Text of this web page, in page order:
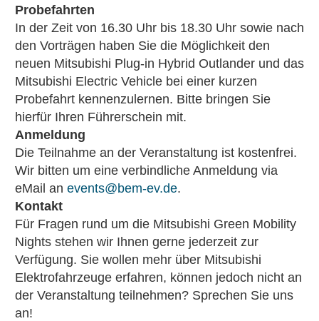
Probefahrten
In der Zeit von 16.30 Uhr bis 18.30 Uhr sowie nach
den Vorträgen haben Sie die Möglichkeit den
neuen Mitsubishi Plug-in Hybrid Outlander und das
Mitsubishi Electric Vehicle bei einer kurzen
Probefahrt kennenzulernen. Bitte bringen Sie
hierfür Ihren Führerschein mit.
Anmeldung
Die Teilnahme an der Veranstaltung ist kostenfrei.
Wir bitten um eine verbindliche Anmeldung via
eMail an events@bem-ev.de.
Kontakt
Für Fragen rund um die Mitsubishi Green Mobility
Nights stehen wir Ihnen gerne jederzeit zur
Verfügung. Sie wollen mehr über Mitsubishi
Elektrofahrzeuge erfahren, können jedoch nicht an
der Veranstaltung teilnehmen? Sprechen Sie uns
an!